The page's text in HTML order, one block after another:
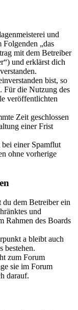
und
„das
mit dem Betreiber
und erklärst dich
bist, so
Für die Nutzung des
veröffentlichten
Zeit geschlossen
einer Frist
einer Spamflut
ohne vorherige
du dem Betreiber ein
und
Rahmen des Boards
a bleibt auch
bestehen.
zum Forum
sie im Forum
darauf.